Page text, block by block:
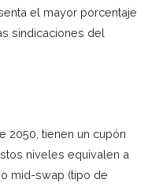
el mayor porcentaje
sindicaciones del
2050, tienen un cupón
niveles equivalen a
mid-swap (tipo de